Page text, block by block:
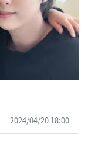
2024/04/20 18:00